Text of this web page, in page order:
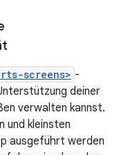
screens> -
deiner
verwalten kannst.
und kleinsten
ausgeführt werden